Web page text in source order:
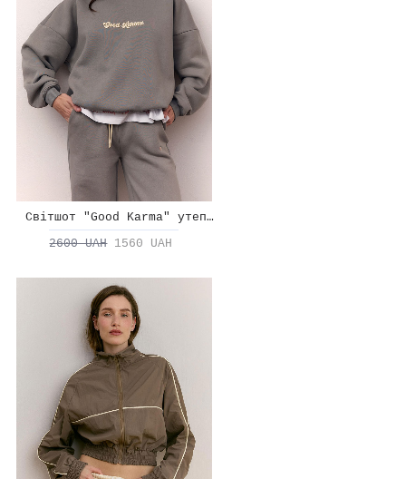
Світшот "Good Karma" утеплений
2600 UAH 1560 UAH